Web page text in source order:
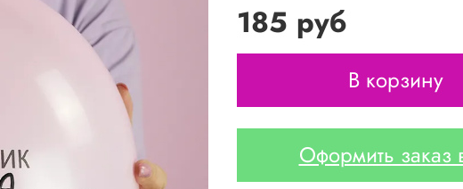
185 руб
В корзину
Оформить заказ